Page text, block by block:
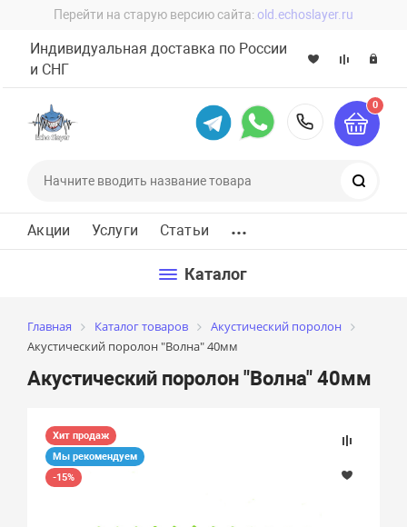
Перейти на старую версию сайта: old.echoslayer.ru
Индивидуальная доставка по России
и СНГ
8 (800)
0
Акции Услуги Статьи ...
Каталог
Главная Каталог товаров
Акустический поролон
Акустический поролон "Волна" 40мм
Акустический поролон "Волна" 40мм
Хит продаж
Мы рекомендуем
-15%